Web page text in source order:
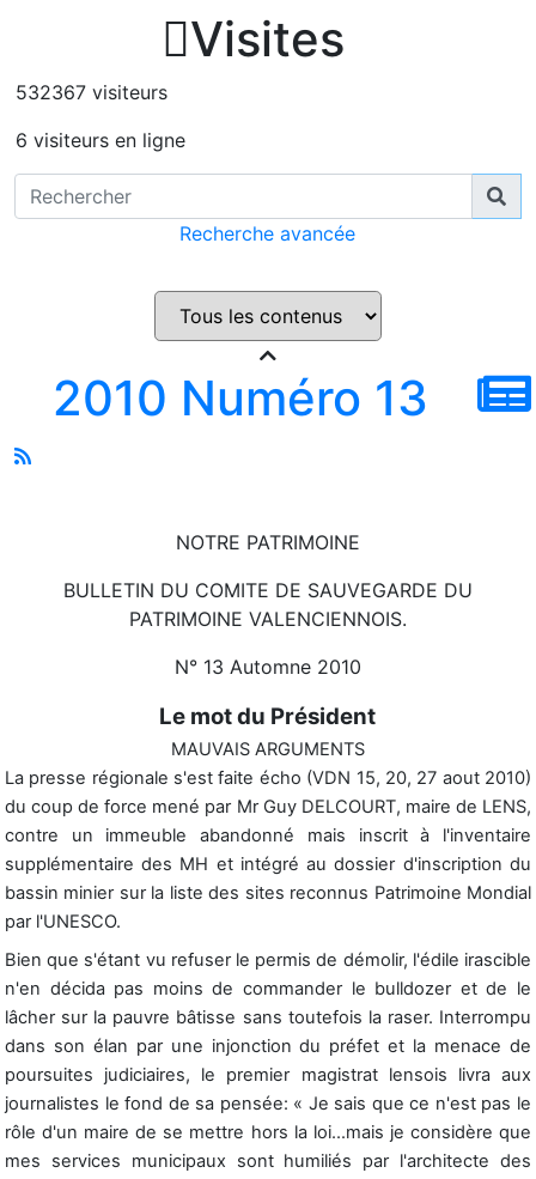
Visites
532367 visiteurs
6 visiteurs en ligne
Recherche avancée
2010 Numéro 13
NOTRE PATRIMOINE
BULLETIN DU COMITE DE SAUVEGARDE DU
PATRIMOINE VALENCIENNOIS.
N° 13 Automne 2010
Le mot du Président
MAUVAIS ARGUMENTS
La presse régionale s'est faite écho (VDN 15, 20, 27 aout 2010)
du coup de force mené par Mr Guy DELCOURT, maire de LENS,
contre un immeuble abandonné mais inscrit à l'inventaire
supplémentaire des MH et intégré au dossier d'inscription du
bassin minier sur la liste des sites reconnus Patrimoine Mondial
par l'UNESCO.
Bien que s'étant vu refuser le permis de démolir, l'édile irascible
n'en décida pas moins de commander le bulldozer et de le
lâcher sur la pauvre bâtisse sans toutefois la raser. Interrompu
dans son élan par une injonction du préfet et la menace de
poursuites judiciaires, le premier magistrat lensois livra aux
journalistes le fond de sa pensée: « Je sais que ce n'est pas le
rôle d'un maire de se mettre hors la loi...mais je considère que
mes services municipaux sont humiliés par l'architecte des